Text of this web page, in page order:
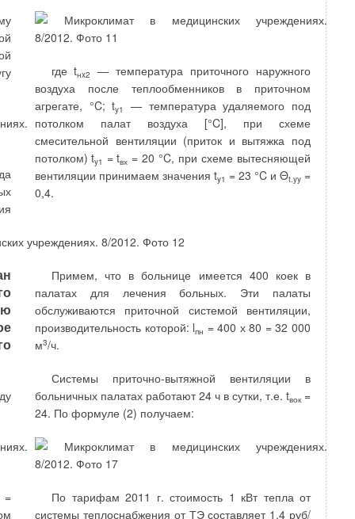
где tнx2
— температура приточного наружного
воздуха после теплообменников в приточном
агрегате, °C; ty1
— температура удаляемого под
потолком палат воздуха [°C], при схеме
смесительной вентиляции (приток и вытяжка под
потолком) ty1 = tвх = 20 °C, при схеме вытесняющей
вентиляции принимаем значения ty1 = 23 °C и Θt.yy =
0,4.
=
Примем, что в больнице имеется 400 коек в
палатах для лечения больных. Эти палаты
обслуживаются приточной системой вентиляции,
производительность которой: lпн = 400 х 80 = 32 000
м3/ч.
Системы приточно-вытяжной вентиляции в
больничных палатах работают 24 ч в сутки, т.е. tвок =
24. По формуле (2) получаем:
По тарифам 2011 г. стоимость 1 кВт тепла от
системы теплоснабжения от ТЭ составляет 1,4 руб/
водоподготовки. Результаты сравнительных
испытаний представленных вариантов очистки воды
в
и
водопотребления. Необходимость замены
ограничения.
Применение в качестве аппарата доочистки
ультрафильтрационной мембраны приводит к
появлению дополнительных емкостей и насоса
подачи очищенной воды к потребителю. Кроме
того, процесс окисления загрязнений производится
увеличивающей поверхность контакта последних с
озоном. Это приводит к увеличению размеров
контактного аппарата. При определенном
улучшении качества очищенной воды и расширении
возможности очистки воды в широком диапазоне
загрязнений такой вариант построения технологии
образом, выбор метода техническим решением, а в